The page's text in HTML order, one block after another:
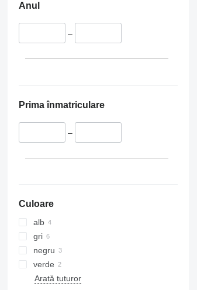
Anul
–
Prima înmatriculare
–
Culoare
alb
gri
negru
verde
Arată tuturor